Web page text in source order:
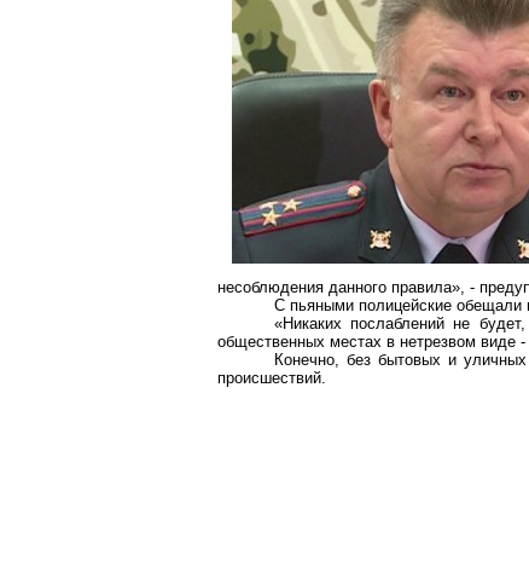
несоблюдения данного правила», -
С пьяными полицейские обещали
«Никаких послаблений не
общественных местах в нетрезвом виде
Конечно, без бытовых и
происшествий.